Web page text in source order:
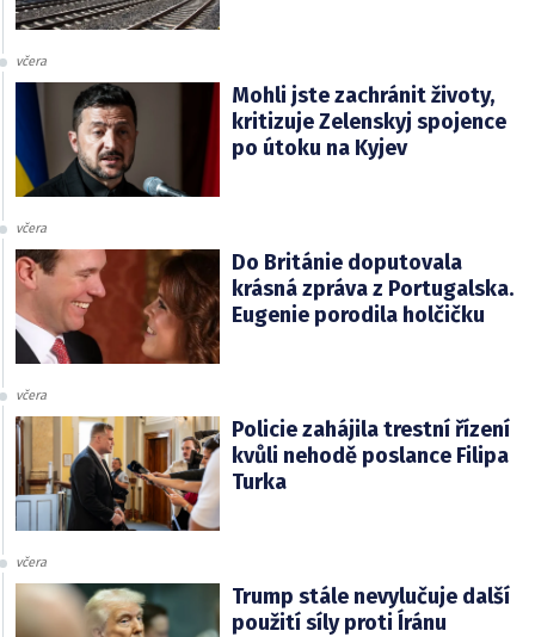
včera
Mohli jste zachránit životy,
kritizuje Zelenskyj spojence
po útoku na Kyjev
včera
Do Británie doputovala
krásná zpráva z Portugalska.
Eugenie porodila holčičku
včera
Policie zahájila trestní řízení
kvůli nehodě poslance Filipa
Turka
včera
Trump stále nevylučuje další
použití síly proti Íránu